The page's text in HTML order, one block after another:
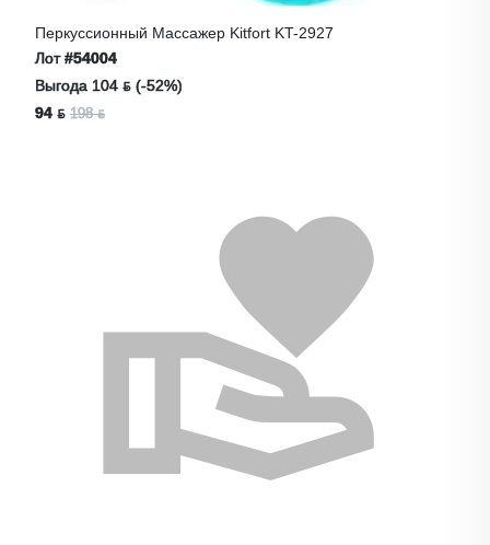
Перкуссионный Массажер Kitfort KT-2927
Лот#54004
Выгода 104 ƃ (-52%)
94 ƃ 198 ƃ